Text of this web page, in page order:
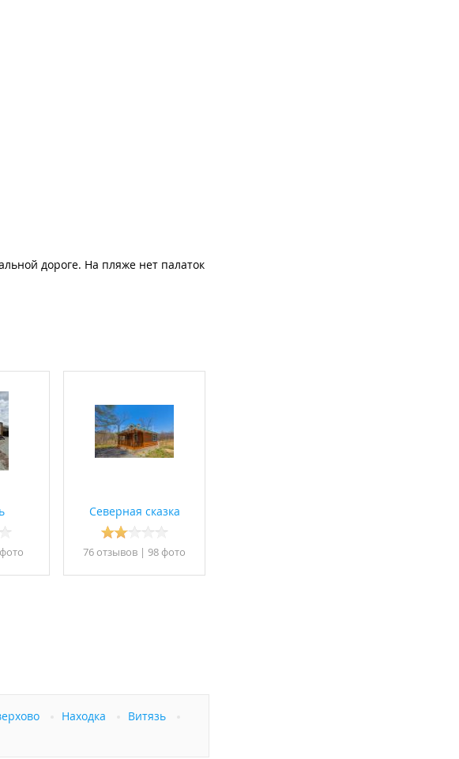
дороге. На пляже нет палаток
Северная сказка
76 отзывов | 98 фото
Находка
Витязь